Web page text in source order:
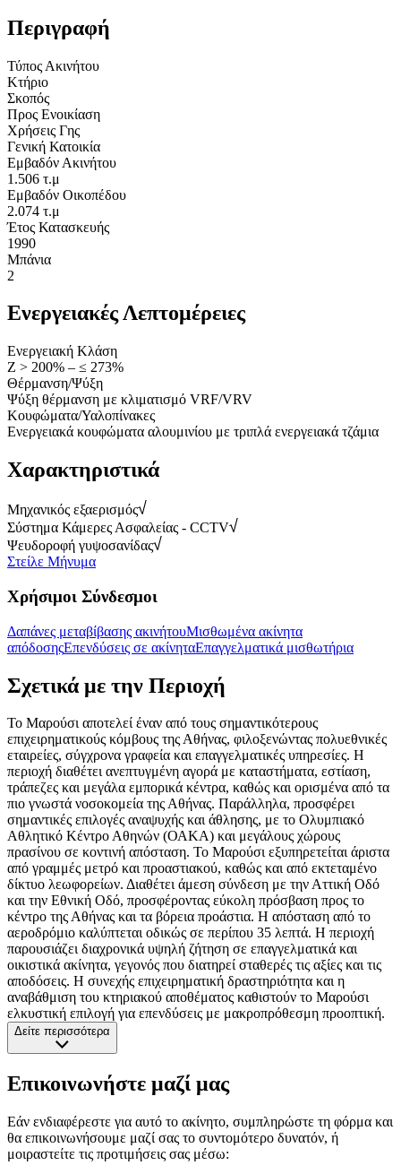
Περιγραφή
Τύπος Ακινήτου
Κτήριο
Σκοπός
Προς Ενοικίαση
Χρήσεις Γης
Γενική Κατοικία
Εμβαδόν Ακινήτου
1.506 τ.μ
Εμβαδόν Οικοπέδου
2.074 τ.μ
Έτος Κατασκευής
1990
Μπάνια
2
Ενεργειακές Λεπτομέρειες
Ενεργειακή Κλάση
Ζ > 200% – ≤ 273%
Θέρμανση/Ψύξη
Ψύξη θέρμανση με κλιματισμό VRF/VRV
Κουφώματα/Υαλοπίνακες
Ενεργειακά κουφώματα αλουμινίου με τριπλά ενεργειακά τζάμια
Χαρακτηριστικά
Μηχανικός εξαερισμός
Σύστημα Κάμερες Ασφαλείας - CCTV
Ψευδοροφή γυψοσανίδας
Στείλε Μήνυμα
Χρήσιμοι Σύνδεσμοι
Δαπάνες μεταβίβασης ακινήτουΜισθωμένα ακίνητα
απόδοσηςΕπενδύσεις σε ακίνηταΕπαγγελματικά μισθωτήρια
Σχετικά με την Περιοχή
Το Μαρούσι αποτελεί έναν από τους σημαντικότερους
επιχειρηματικούς κόμβους της Αθήνας, φιλοξενώντας πολυεθνικές
εταιρείες, σύγχρονα γραφεία και επαγγελματικές υπηρεσίες. Η
περιοχή διαθέτει ανεπτυγμένη αγορά με καταστήματα, εστίαση,
τράπεζες και μεγάλα εμπορικά κέντρα, καθώς και ορισμένα από τα
πιο γνωστά νοσοκομεία της Αθήνας. Παράλληλα, προσφέρει
σημαντικές επιλογές αναψυχής και άθλησης, με το Ολυμπιακό
Αθλητικό Κέντρο Αθηνών (ΟΑΚΑ) και μεγάλους χώρους
πρασίνου σε κοντινή απόσταση. Το Μαρούσι εξυπηρετείται άριστα
από γραμμές μετρό και προαστιακού, καθώς και από εκτεταμένο
δίκτυο λεωφορείων. Διαθέτει άμεση σύνδεση με την Αττική Οδό
και την Εθνική Οδό, προσφέροντας εύκολη πρόσβαση προς το
κέντρο της Αθήνας και τα βόρεια προάστια. Η απόσταση από το
αεροδρόμιο καλύπτεται οδικώς σε περίπου 35 λεπτά. Η περιοχή
παρουσιάζει διαχρονικά υψηλή ζήτηση σε επαγγελματικά και
οικιστικά ακίνητα, γεγονός που διατηρεί σταθερές τις αξίες και τις
αποδόσεις. Η συνεχής επιχειρηματική δραστηριότητα και η
αναβάθμιση του κτηριακού αποθέματος καθιστούν το Μαρούσι
ελκυστική επιλογή για επενδύσεις με μακροπρόθεσμη προοπτική.
Δείτε περισσότερα
Επικοινωνήστε μαζί μας
Εάν ενδιαφέρεστε για αυτό το ακίνητο, συμπληρώστε τη φόρμα και
θα επικοινωνήσουμε μαζί σας το συντομότερο δυνατόν, ή
μοιραστείτε τις προτιμήσεις σας μέσω: